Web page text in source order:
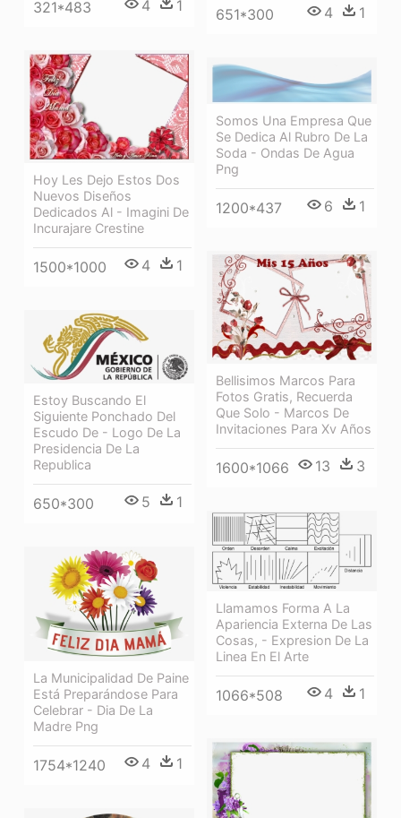
321*483 4 1
651*300 4 1
Hoy Les Dejo Estos Dos
Nuevos Diseños
Dedicados Al - Imagini De
Incurajare Crestine
1500*1000 4 1
Somos Una Empresa Que
Se Dedica Al Rubro De La
Soda - Ondas De Agua
Png
1200*437 6 1
Bellisimos Marcos Para
Fotos Gratis, Recuerda
Que Solo - Marcos De
Invitaciones Para Xv Años
1600*1066 13 3
Estoy Buscando El
Siguiente Ponchado Del
Escudo De - Logo De La
Presidencia De La
Republica
650*300 5 1
Llamamos Forma A La
Apariencia Externa De Las
Cosas, - Expresion De La
Linea En El Arte
1066*508 4 1
La Municipalidad De Paine
Está Preparándose Para
Celebrar - Dia De La
Madre Png
1754*1240 4 1